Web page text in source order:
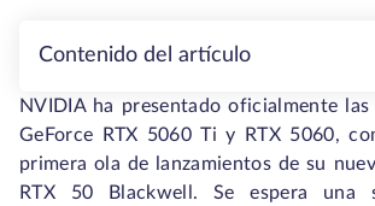
Contenido del artículo
NVIDIA ha presentado oficialmente
GeForce RTX 5060 Ti y RTX 5060,
primera ola de lanzamientos de su
RTX 50 Blackwell. Se espera una